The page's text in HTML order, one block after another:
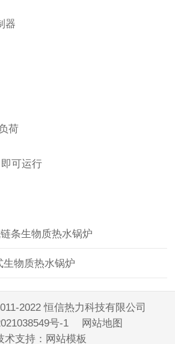
器
荷
可运行
条生物质热水锅炉
生物质热水锅炉
2022 恒信热力科技有限公司
号-1
网站地图
术支持： 网站模板